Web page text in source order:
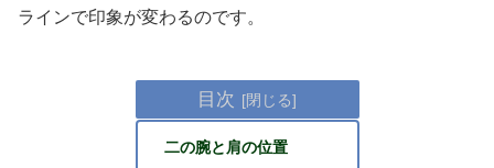
ラインで印象が変わるのです。
目次
二の腕と肩の位置